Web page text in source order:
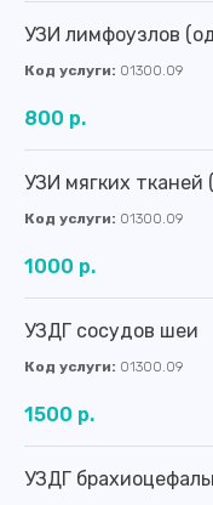
УЗИ лимфоузлов
Код услуги: 01300.09
800 р.
УЗИ мягких тканей
Код услуги: 01300.09
1000 р.
УЗДГ сосудов шеи
Код услуги: 01300.09
1500 р.
УЗДГ